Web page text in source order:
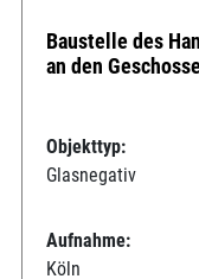
Baustelle des
an den
Objekttyp:
Glasnegativ
Aufnahme:
Köln